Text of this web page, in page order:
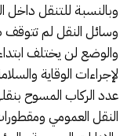
وبالنسبة للتنقل
وسائل النقل لم تتوقف
لإجراءات الوقاية
عدد الركاب المسوح
النقل العمومي